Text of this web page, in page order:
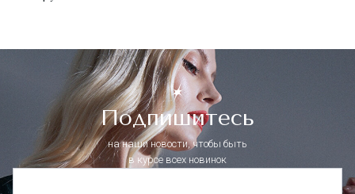
Подпишитесь
на наши новости, чтобы быть
в курсе всех новинок